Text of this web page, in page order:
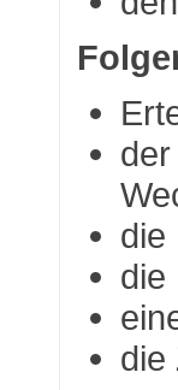
die
die
die